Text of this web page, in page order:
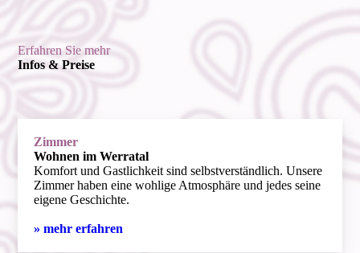
Erfahren Sie mehr
Infos & Preise
Zimmer
Wohnen im Werratal
Komfort und Gastlichkeit sind selbstverständlich. Unsere
Zimmer haben eine wohlige Atmosphäre und jedes seine
eigene Geschichte.
» mehr erfahren